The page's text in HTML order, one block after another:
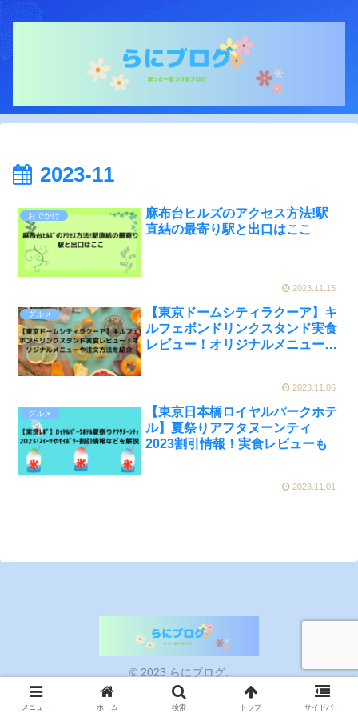
2023-11
おでかけ
麻布台ヒルズのアクセス方法!駅
直結の最寄り駅と出口はここ
2023.11.15
グルメ
【東京ドームシティラクーア】キ
ルフェボンドリンクスタンド実食
レビュー！オリジナルメニューや
2023.11.06
グルメ
【東京日本橋ロイヤルパークホテ
ル】夏祭りアフタヌーンティ
2023割引情報！実食レビューも
2023.11.01
© 2023 らにブログ.
メニュー ホーム 検索 トップ サイドバー